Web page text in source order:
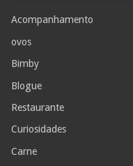
Acompanhamento
ovos
Bimby
Blogue
Restaurante
Curiosidades
Carne